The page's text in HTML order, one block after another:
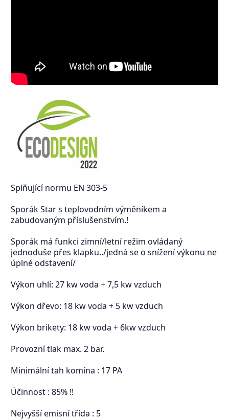
Splňující normu EN 303-5
Sporák Star s teplovodním výměníkem a
zabudovaným příslušenstvím.!
Sporák má funkci zimní/letní režim ovládaný
jednoduše přes klapku../jedná se o snížení výkonu ne
úplné odstavení/
Výkon uhlí: 27 kw voda + 7,5 kw vzduch
Výkon dřevo: 18 kw voda + 5 kw vzduch
Výkon brikety: 18 kw voda + 6kw vzduch
Provozní tlak max. 2 bar.
Minimální tah komína : 17 PA
Účinnost : 85% !!
Nejvyšší emisní třída : 5